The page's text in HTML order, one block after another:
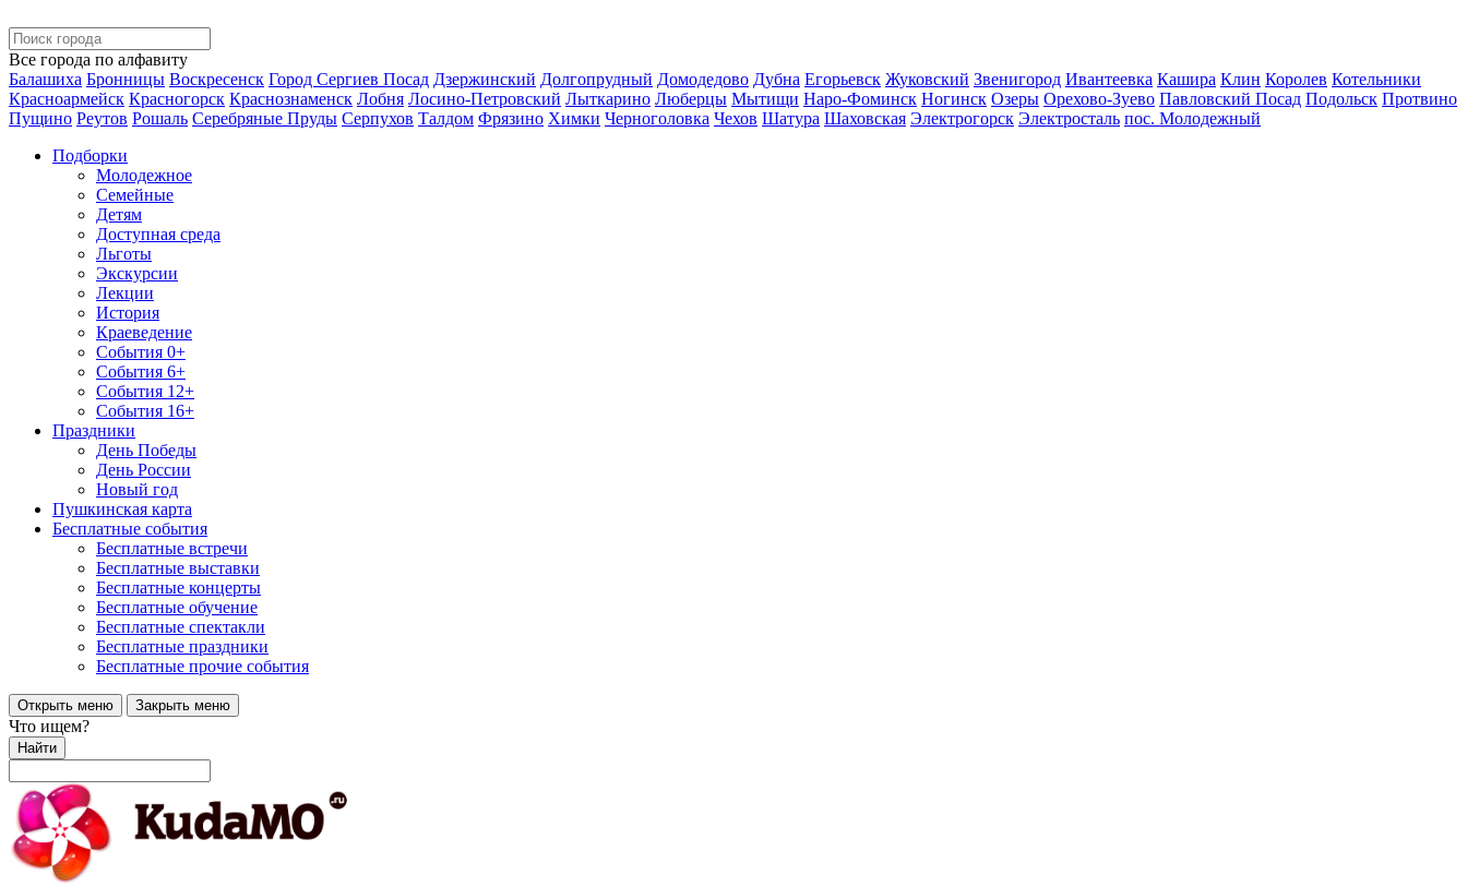
Все города по алфавиту
Балашиха Бронницы Воскресенск Город Сергиев Посад Дзержинский Долгопрудный Домодедово Дубна Егорьевск Жуковский Звенигород Ивантеевка Кашира Клин Королев Котельники
Красноармейск Красногорск Краснознаменск Лобня Лосино-Петровский Лыткарино Люберцы Мытищи Наро-Фоминск Ногинск Озеры Орехово-Зуево Павловский Посад Подольск Протвино
Пущино Реутов Рошаль Серебряные Пруды Серпухов Талдом Фрязино Химки Черноголовка Чехов Шатура Шаховская Электрогорск Электросталь пос. Молодежный
Подборки
Молодежное
Семейные
Детям
Доступная среда
Льготы
Экскурсии
Лекции
История
Краеведение
События 0+
События 6+
События 12+
События 16+
Праздники
День Победы
День России
Новый год
Пушкинская карта
Бесплатные события
Бесплатные встречи
Бесплатные выставки
Бесплатные концерты
Бесплатные обучение
Бесплатные спектакли
Бесплатные праздники
Бесплатные прочие события
Открыть меню Закрыть меню
Что ищем?
Найти